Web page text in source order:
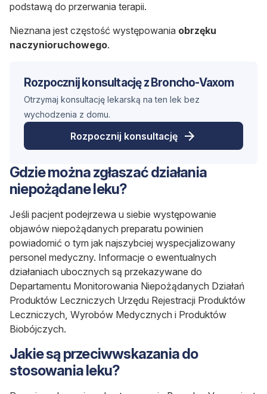
podstawą do przerwania terapii.
Nieznana jest częstość występowania obrzęku
naczynioruchowego.
Rozpocznij konsultację z Broncho-Vaxom
Otrzymaj konsultację lekarską na ten lek bez
wychodzenia z domu.
Rozpocznij konsultację
Gdzie można zgłaszać działania
niepożądane leku?
Jeśli pacjent podejrzewa u siebie występowanie
objawów niepożądanych preparatu powinien
powiadomić o tym jak najszybciej wyspecjalizowany
personel medyczny. Informacje o ewentualnych
działaniach ubocznych są przekazywane do
Departamentu Monitorowania Niepożądanych Działań
Produktów Leczniczych Urzędu Rejestracji Produktów
Leczniczych, Wyrobów Medycznych i Produktów
Biobójczych.
Jakie są przeciwwskazania do
stosowania leku?